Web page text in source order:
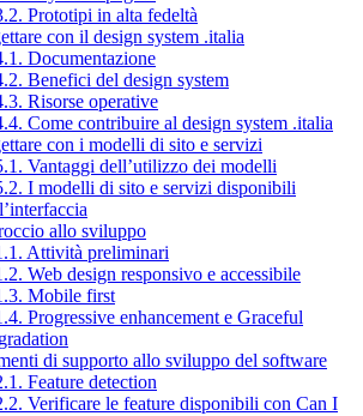
Prototipi in alta fedeltà
con il design system .italia
Documentazione
Benefici del design system
Risorse operative
Come contribuire al design system .italia
con i modelli di sito e servizi
Vantaggi dell’utilizzo dei modelli
I modelli di sito e servizi disponibili
allo sviluppo
Attività preliminari
Web design responsivo e accessibile
Mobile first
Progressive enhancement e Graceful
di supporto allo sviluppo del software
Feature detection
Verificare le feature disponibili con Can I